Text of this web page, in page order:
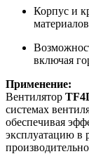
Корпус и
включая
Применение:
Вентилятор
системах
обеспечивая
эксплуатацию в